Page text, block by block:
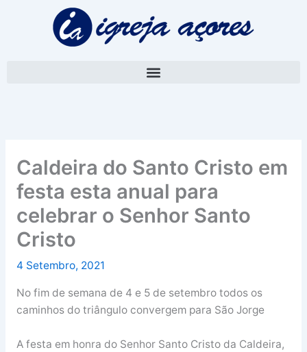
Caldeira do Santo Cristo em
festa esta anual para
celebrar o Senhor Santo
Cristo
4 Setembro, 2021
No fim de semana de 4 e 5 de setembro todos os
caminhos do triângulo convergem para São Jorge
A festa em honra do Senhor Santo Cristo da Caldeira,